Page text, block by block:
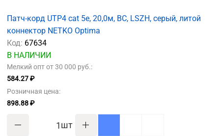
Патч-корд UTP4 cat 5e, 20,0м, ВС, LSZH, серый, литой
коннектор NETKO Optima
Код: 67634
В НАЛИЧИИ
Мелкий опт от 30 000 руб.:
584.27 ₽
Розничная цена:
898.88 ₽
шт